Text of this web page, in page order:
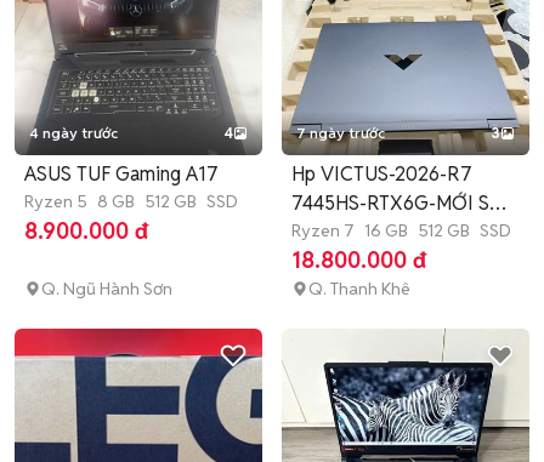
4 ngày trước 4
ASUS TUF Gaming A17
Ryzen 5 8 GB 512 GB SSD
8.900.000 đ
Q. Ngũ Hành Sơn
7 ngày trước 3
Hp VICTUS-2026-R7
7445HS-RTX6G-MỚI SẠC
VÀI LẦN-NEW
Ryzen 7 16 GB 512 GB SSD
18.800.000 đ
Q. Thanh Khê